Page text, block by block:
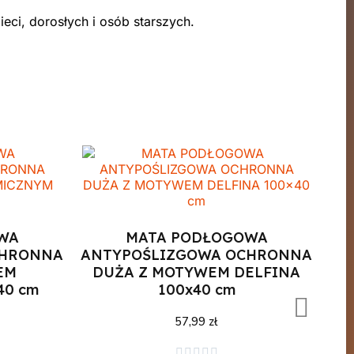
dorosłych i osób starszych.
cm
MATA PODŁOGOWA
ANTYPOŚLIZGOWA OCHRONNA
DUŻA Z MOTYWEM DELFINA
100x40 cm
57,99 zł
Dodaj do koszyka